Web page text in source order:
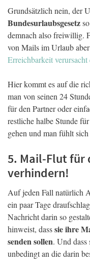
Grundsätzlich nein, der
Bundesurlaubsgesetz
demnach also freiwillig.
von Mails im Urlaub
Erreichbarkeit verursacht
Hier kommt es auf die
man von seinen 24
für den Partner oder
restliche halbe Stunde
gehen und man fühlt
5. Mail-Flut für
verhindern!
Auf jeden Fall natürlich
ein paar Tage
Nachricht darin so
hinweist, dasssie ihre
senden sollen. Und
unbedingt an die darin